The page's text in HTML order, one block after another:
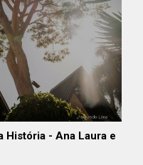
História - Ana Laura e